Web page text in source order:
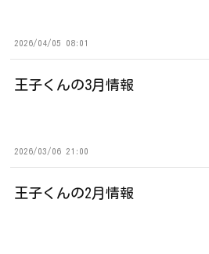
2026/04/05 08:01
王子くんの3月情報
2026/03/06 21:00
王子くんの2月情報